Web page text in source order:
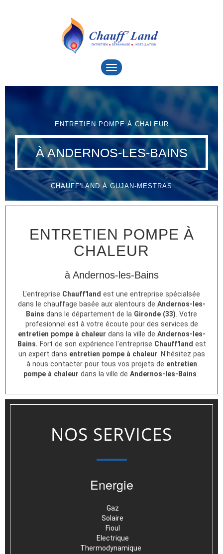
Toggle
navigation
ENTRETIEN POMPE À CHALEUR
À ANDERNOS-LES-BAINS
CHAUFF'LAND À GUJAN-MESTRAS
ENTRETIEN POMPE À
CHALEUR
à Andernos-les-Bains
L'entreprise Chauff'land est une entreprise spécialsée
dans le chauffage basée aux alentours de Andernos-les-
Bains dans le département de la Gironde (33). Votre
profesionnel est à votre écoute pour des services de
entretien pompe à chaleur dans la ville de Andernos-les-
Bains. Fort de son expérience l'entreprise Chauff'land est
un expert dans entretien pompe à chaleur. N'hésitez pas
à nous contacter pour tous vos projets de entretien
pompe à chaleur dans la ville de Andernos-les-Bains.
NOS SERVICES
Energie
Gaz
Solaire
Fioul
Electrique
Thermodynamique